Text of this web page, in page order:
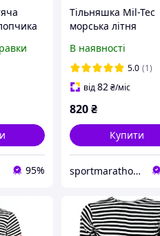
р.
Темно-
95%
Тільняшка Mil-Tec
морська літня
В наявності
5.0 (1)
від82 ₴/міс
820₴
Купити
sportmarathon.com.ua